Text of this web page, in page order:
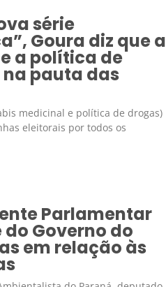
série
Goura diz que a
a política de
pauta das
medicinal e política de drogas)
eleitorais por todos os
Parlamentar
Governo do
em relação às